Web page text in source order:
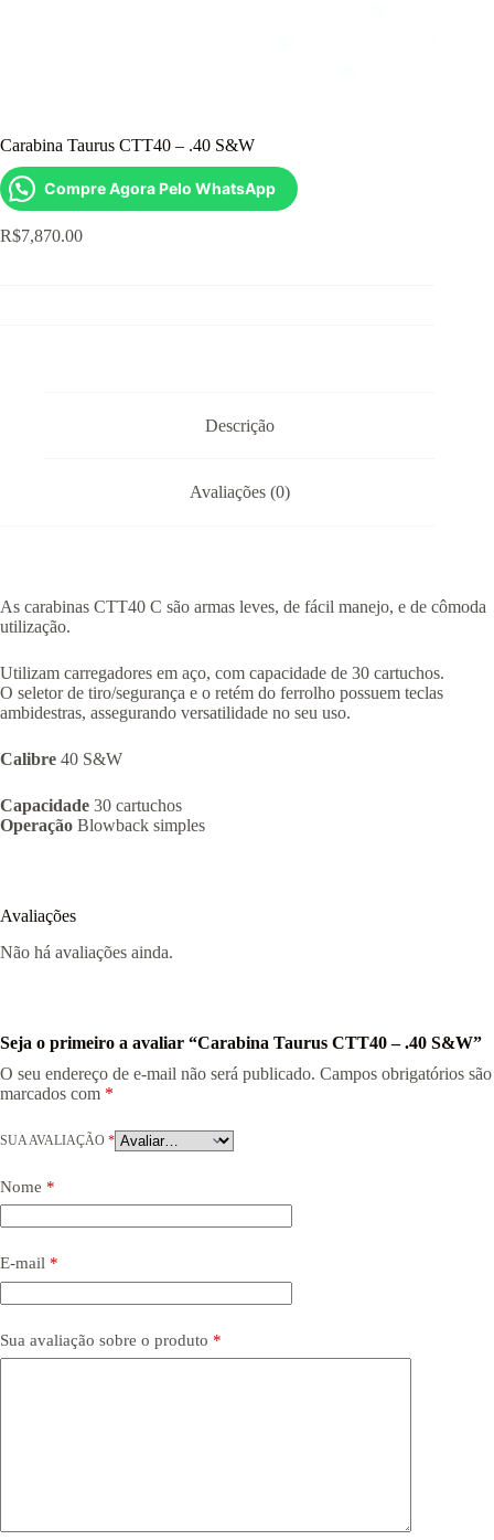
Carabina Taurus CTT40 – .40 S&W
Compre Agora Pelo WhatsApp
R$7,870.00
Descrição
Avaliações (0)
As carabinas CTT40 C são armas leves, de fácil manejo, e de cômoda
utilização.
Utilizam carregadores em aço, com capacidade de 30 cartuchos.
O seletor de tiro/segurança e o retém do ferrolho possuem teclas
ambidestras, assegurando versatilidade no seu uso.
Calibre 40 S&W
Capacidade 30 cartuchos
Operação Blowback simples
Avaliações
Não há avaliações ainda.
Seja o primeiro a avaliar “Carabina Taurus CTT40 – .40 S&W”
O seu endereço de e-mail não será publicado. Campos obrigatórios são
marcados com *
SUA AVALIAÇÃO *
Nome *
E-mail *
Sua avaliação sobre o produto *